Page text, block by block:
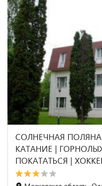
СОЛНЕЧНАЯ
КАТАНИЕ |
ПОКАТАТЬСЯ |